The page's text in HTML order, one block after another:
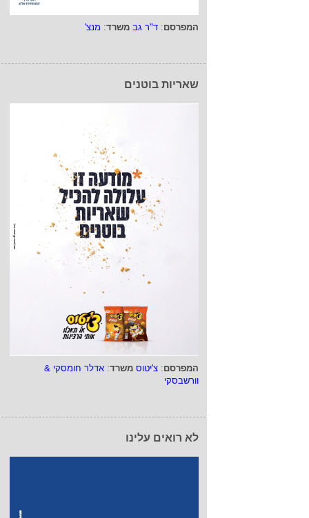
המפרסם: ד"ר גב משרד: מנצ'
שאריות בוטנים
המפרסם: צ'יטוס משרד: אדלר חומסקי &
וורשבסקי
לא רואים עלינו